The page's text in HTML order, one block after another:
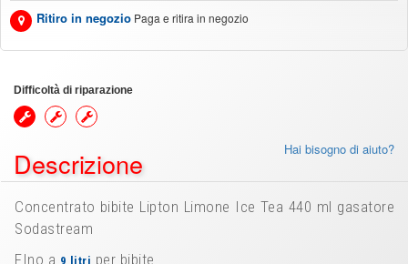
Ritiro in negozio Paga e ritira in negozio
Difficoltà di riparazione
Hai bisogno di aiuto?
Descrizione
Concentrato bibite Lipton Limone Ice Tea 440 ml gasatore
Sodastream
FIno a 9 litri per bibite